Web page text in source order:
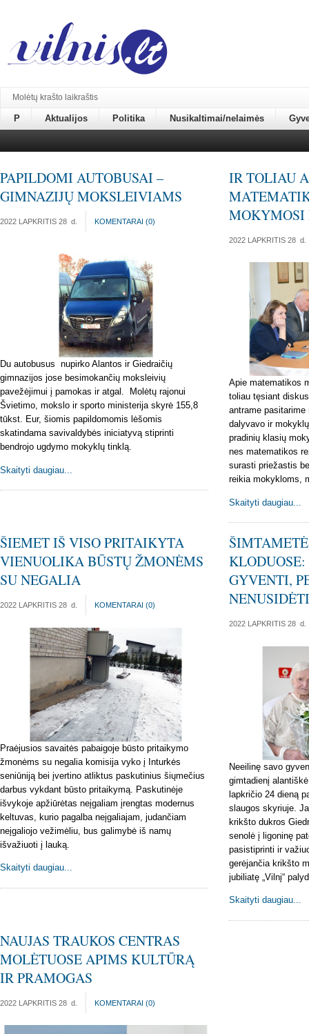
Molėtų krašto laikraštis
P Aktualijos Politika Nusikaltimai/nelaimės
PAPILDOMI AUTOBUSAI –
GIMNAZIJŲ MOKSLEIVIAMS
2022 LAPKRITIS 28 d. KOMENTARAI (0)
Du autobusus nupirko Alantos ir Giedraičių
gimnazijos jose besimokančių moksleivių
pavežėjimui į pamokas ir atgal. Molėtų rajonui
Švietimo, mokslo ir sporto ministerija skyrė 155,8
tūkst. Eur, šiomis papildomomis lėšomis
skatindama savivaldybės iniciatyvą stiprinti
bendrojo ugdymo mokyklų tinklą.
Skaityti daugiau...
IR TOLIAU
MOKYMOSI
2022 LAPKRITIS 28 d.
Apie matematikos
toliau tęsiant
antrame
dalyvavo ir
pradinių klasių
nes matematikos
surasti priežastis
reikia mokykloms,
Skaityti daugiau...
ŠIEMET IŠ VISO PRITAIKYTA
VIENUOLIKA BŪSTŲ ŽMONĖMS
SU NEGALIA
2022 LAPKRITIS 28 d. KOMENTARAI (0)
Praėjusios savaitės pabaigoje būsto pritaikymo
žmonėms su negalia komisija vyko į Inturkės
seniūniją bei įvertino atliktus paskutinius šiųmečius
darbus vykdant būsto pritaikymą. Paskutinėje
išvykoje apžiūrėtas neįgaliam įrengtas modernus
keltuvas, kurio pagalba neįgaliajam, judančiam
neįgaliojo vežimėliu, bus galimybė iš namų
išvažiuoti į lauką.
Skaityti daugiau...
GYVENTI,
2022 LAPKRITIS 28 d.
Neeilinę savo
gimtadienį
lapkričio 24 dieną
slaugos skyriuje.
krikšto dukros
senolė į ligoninę
pasistiprinti ir
gerėjančia krikšto
jubiliatę „Vilnį“
Skaityti daugiau...
NAUJAS TRAUKOS CENTRAS
MOLĖTUOSE APIMS KULTŪRĄ
IR PRAMOGAS
2022 LAPKRITIS 28 d. KOMENTARAI (0)